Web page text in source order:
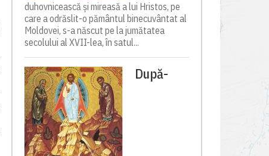
duhovnicească și mireasă a lui Hristos, pe
care a odrăslit-o pământul binecuvântat al
Moldovei, s-a născut pe la jumătatea
secolului al XVII-lea, în satul...
După-